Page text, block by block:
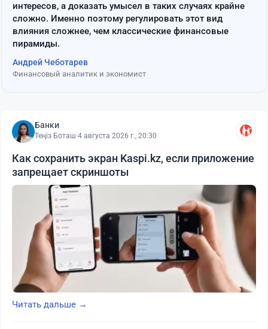
интересов, а доказать умысел в таких случаях крайне
сложно. Именно поэтому регулировать этот вид
влияния сложнее, чем классические финансовые
пирамиды.
Андрей Чеботарев
Финансовый аналитик и экономист
Банки
Теңіз Боташ·4 августа 2026 г., 20:30
Как сохранить экран Kaspi.kz, если приложение
запрещает скриншоты
Читать дальше →